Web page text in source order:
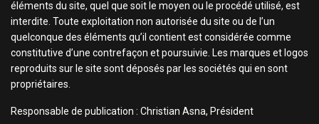
éléments du site, quel que soit le moyen ou le procédé utilisé, est
interdite. Toute exploitation non autorisée du site ou de l’un
quelconque des éléments qu’il contient est considérée comme
constitutive d’une contrefaçon et poursuivie. Les marques et logos
reproduits sur le site sont déposés par les sociétés qui en sont
propriétaires.
Responsable de publication : Christian Asna, Président